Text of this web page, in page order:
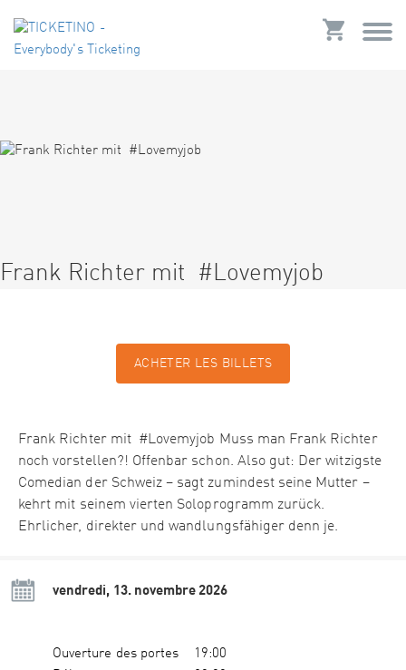
Frank Richter mit #Lovemyjob
ACHETER LES BILLETS
Frank Richter mit #Lovemyjob Muss man Frank Richter
noch vorstellen?! Offenbar schon. Also gut: Der witzigste
Comedian der Schweiz – sagt zumindest seine Mutter –
kehrt mit seinem vierten Soloprogramm zurück.
Ehrlicher, direkter und wandlungsfähiger denn je.
vendredi, 13. novembre 2026
Ouverture des portes
19:00